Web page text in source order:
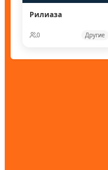
Рилиаза
0 Другие